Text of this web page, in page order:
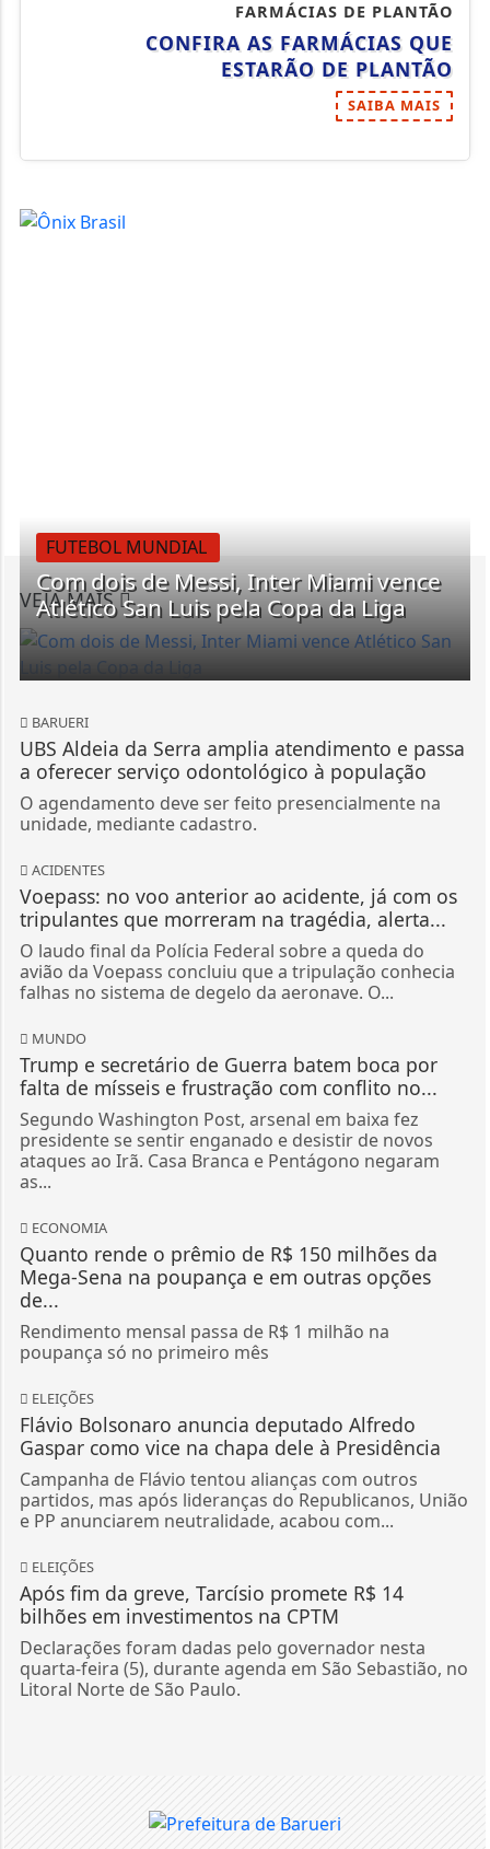
FARMÁCIAS DE PLANTÃO
CONFIRA AS FARMÁCIAS QUE
ESTARÃO DE PLANTÃO
SAIBA MAIS
VEJA MAIS
FUTEBOL MUNDIAL
Com dois de Messi, Inter Miami vence
Atlético San Luis pela Copa da Liga
BARUERI
UBS Aldeia da Serra amplia atendimento e passa
a oferecer serviço odontológico à população
O agendamento deve ser feito presencialmente na
unidade, mediante cadastro.
ACIDENTES
Voepass: no voo anterior ao acidente, já com os
tripulantes que morreram na tragédia, alerta...
O laudo final da Polícia Federal sobre a queda do
avião da Voepass concluiu que a tripulação conhecia
falhas no sistema de degelo da aeronave. O...
MUNDO
Trump e secretário de Guerra batem boca por
falta de mísseis e frustração com conflito no...
Segundo Washington Post, arsenal em baixa fez
presidente se sentir enganado e desistir de novos
ataques ao Irã. Casa Branca e Pentágono negaram
as...
ECONOMIA
Quanto rende o prêmio de R$ 150 milhões da
Mega-Sena na poupança e em outras opções
de...
Rendimento mensal passa de R$ 1 milhão na
poupança só no primeiro mês
ELEIÇÕES
Flávio Bolsonaro anuncia deputado Alfredo
Gaspar como vice na chapa dele à Presidência
Campanha de Flávio tentou alianças com outros
partidos, mas após lideranças do Republicanos, União
e PP anunciarem neutralidade, acabou com...
ELEIÇÕES
Após fim da greve, Tarcísio promete R$ 14
bilhões em investimentos na CPTM
Declarações foram dadas pelo governador nesta
quarta-feira (5), durante agenda em São Sebastião, no
Litoral Norte de São Paulo.